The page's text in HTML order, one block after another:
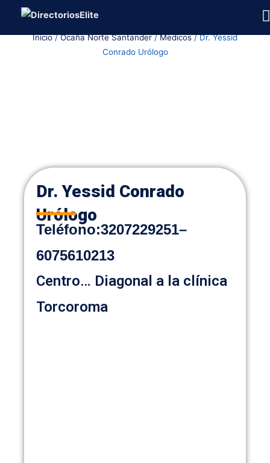
contenidoInicio/Ocaña Norte Santander/Medicos/ Dr. Yessid
Conrado Urólogo
Dr. Yessid Conrado
Urólogo
Teléfono:3207229251–
6075610213
Centro… Diagonal a la clínica
Torcoroma